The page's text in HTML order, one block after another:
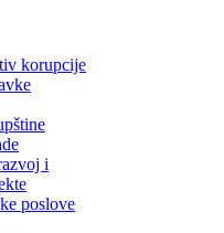
korupcije
i
poslove